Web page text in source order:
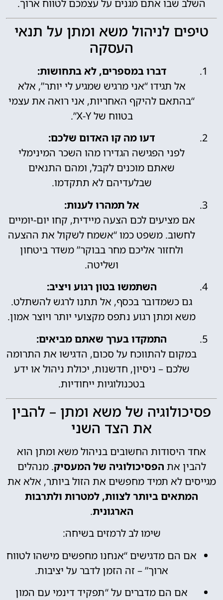
השלב שבו אתם מגנים על עצמכם לטווח ארוך.
טיפים לניהול משא ומתן על תנאי
העסקה
דברו במספרים, לא בתחושות:
אל תגידו “אני מרגיש שמגיע לי יותר”, אלא
“בהתאם להיקף האחריות, אני רואה את עצמי
בטווח של X-Y”.
דעו מה קו האדום שלכם:
לפני הפגישה הגדירו מהו השכר המינימלי
שאתם מוכנים לקבל, ומהם התנאים
שבלעדיהם לא תתקדמו.
אל תמהרו לענות:
אם מציעים לכם הצעה מיידית, קחו יום-יומיים
לחשוב. משפט כמו “אשמח לשקול את ההצעה
ולחזור אליכם מחר בבוקר” משדר ביטחון
ושליטה.
השתמשו בטון רגוע ויציב:
גם כשמדובר בכסף, אל תתנו לרגש להשתלט.
משא ומתן רגוע נתפס מקצועי יותר ויוצר אמון.
התמקדו בערך שאתם מביאים:
במקום להתווכח על סכום, הדגישו את התרומה
שלכם – ניסיון, חדשנות, יכולת ניהול או ידע
בטכנולוגיות ייחודיות.
פסיכולוגיה של משא ומתן – להבין
את הצד השני
אחד היסודות החשובים בניהול משא ומתן הוא
להבין את הפסיכולוגיה של המעסיק. מנהלים
מגייסים לא תמיד מחפשים את הזול ביותר, אלא את
המתאים ביותר לצוות, למטרות ולתרבות
הארגונית.
שימו לב לרמזים בשיחה:
אם הם מדגישים “אנחנו מחפשים מישהו לטווח
ארוך” – זה הזמן לדבר על יציבות.
אם הם מדברים על “תפקיד דינמי עם המון